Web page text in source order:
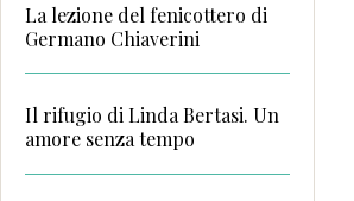
La lezione del fenicottero di
Germano Chiaverini
Il rifugio di Linda Bertasi. Un
amore senza tempo